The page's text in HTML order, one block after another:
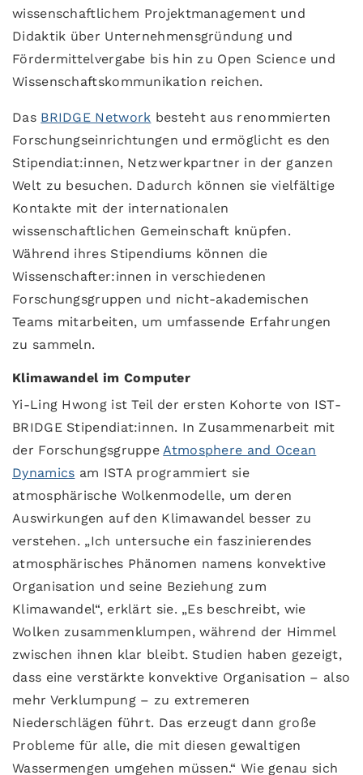
wissenschaftlichem Projektmanagement und
Didaktik über Unternehmensgründung und
Fördermittelvergabe bis hin zu Open Science und
Wissenschaftskommunikation reichen.
Das BRIDGE Network besteht aus renommierten
Forschungseinrichtungen und ermöglicht es den
Stipendiat:innen, Netzwerkpartner in der ganzen
Welt zu besuchen. Dadurch können sie vielfältige
Kontakte mit der internationalen
wissenschaftlichen Gemeinschaft knüpfen.
Während ihres Stipendiums können die
Wissenschafter:innen in verschiedenen
Forschungsgruppen und nicht-akademischen
Teams mitarbeiten, um umfassende Erfahrungen
zu sammeln.
Klimawandel im Computer
Yi-Ling Hwong ist Teil der ersten Kohorte von IST-
BRIDGE Stipendiat:innen. In Zusammenarbeit mit
der ForschungsgruppeAtmosphere and Ocean
Dynamics am ISTA programmiert sie
atmosphärische Wolkenmodelle, um deren
Auswirkungen auf den Klimawandel besser zu
verstehen. „Ich untersuche ein faszinierendes
atmosphärisches Phänomen namens konvektive
Organisation und seine Beziehung zum
Klimawandel“, erklärt sie. „Es beschreibt, wie
Wolken zusammenklumpen, während der Himmel
zwischen ihnen klar bleibt. Studien haben gezeigt,
dass eine verstärkte konvektive Organisation – also
mehr Verklumpung – zu extremeren
Niederschlägen führt. Das erzeugt dann große
Probleme für alle, die mit diesen gewaltigen
Wassermengen umgehen müssen.“ Wie genau sich